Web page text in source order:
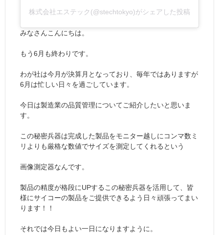
株式会社エステック(@stechtokyo)がシェアした投稿
みなさんこんにちは。
もう6月も終わりです。
わが社は今月が決算月となっており、毎年ではありますが
6月は忙しい日々を過ごしています。
今日は製造業の品質管理についてご紹介したいと思いま
す。
この秘密兵器は完成した製品をモニター越しにコンマ数ミ
リよりも厳格な数値でサイズを測定してくれるという
画像測定器なんです。
製品の精度が格段にUPするこの秘密兵器を活用して、皆
様にサイコーの製品をご提供できるよう日々頑張ってまい
ります！！
それでは今日もよい一日になりますように。